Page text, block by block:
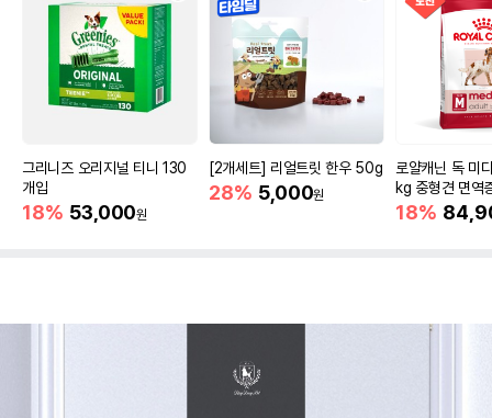
그리니즈 오리지널 티니 130
개입
18% 53,000원
[2개세트] 리얼트릿 한우 50g
28% 5,000원
로얄캐닌 독 미
kg 중형견 면역
18%